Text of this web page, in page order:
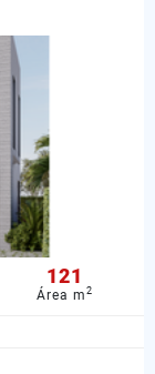
121
Área m2